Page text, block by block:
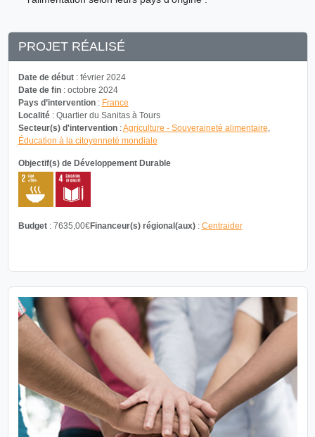
PROJET RÉALISÉ
Date de début: février 2024
Date de fin: octobre 2024
Pays d’intervention: France
Localité: Quartier du Sanitas à Tours
Secteur(s) d'intervention:Agriculture - Souveraineté alimentaire
Éducation à la citoyenneté mondiale
Objectif(s) de Développement Durable
Budget: 7635,00€Financeur(s) régional(aux): Centraider